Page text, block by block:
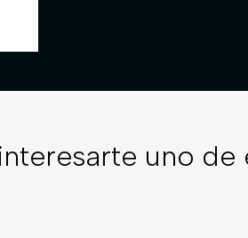
uno de